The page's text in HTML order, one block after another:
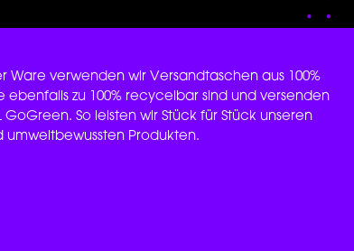
Ware verwenden wir Versandtaschen aus 100%
ebenfalls zu 100% recycelbar sind und versenden
GoGreen. So leisten wir Stück für Stück unseren
umweltbewussten Produkten.